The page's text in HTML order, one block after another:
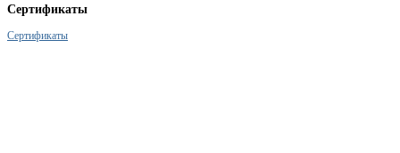
Сертификаты
Сертификаты